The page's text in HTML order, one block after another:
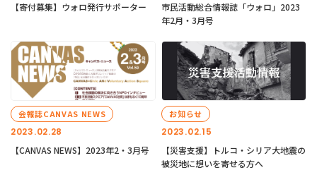
【寄付募集】ウォロ発行サポーター
市民活動総合情報誌「ウォロ」2023
年2月・3月号
2023.02.28
会報誌CANVAS NEWS
【CANVAS NEWS】2023年2・3月号
2023.02.15
お知らせ
【災害支援】トルコ・シリア大地震の
被災地に想いを寄せる方へ